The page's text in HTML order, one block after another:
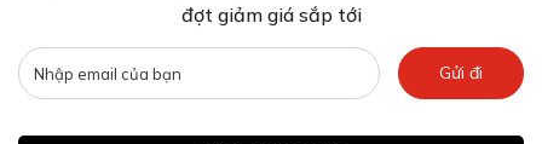
đợt giảm giá sắp tới
Gửi đi